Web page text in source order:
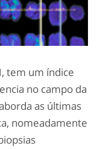
tem um índice
no campo da
as últimas
nomeadamente